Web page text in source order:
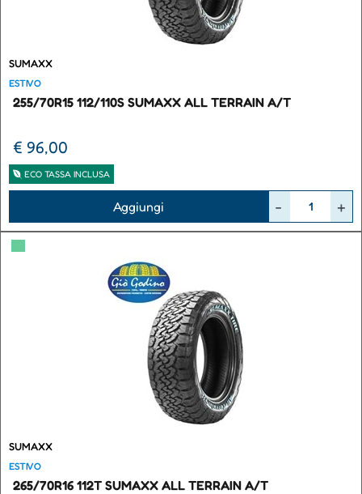
SUMAXX
ESTIVO
255/70R15 112/110S SUMAXX ALL TERRAIN A/T
€ 96,00
ECO TASSA INCLUSA
Aggiungi
▀
SUMAXX
ESTIVO
265/70R16 112T SUMAXX ALL TERRAIN A/T